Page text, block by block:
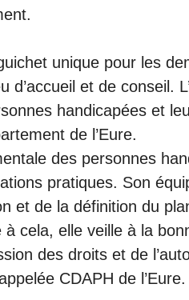
unique pour les
d’accueil et de conseil.
handicapées et
de l’Eure.
des personnes
pratiques. Son
et de la définition du
cela, elle veille à la
des droits et de
CDAPH de l’Eure.